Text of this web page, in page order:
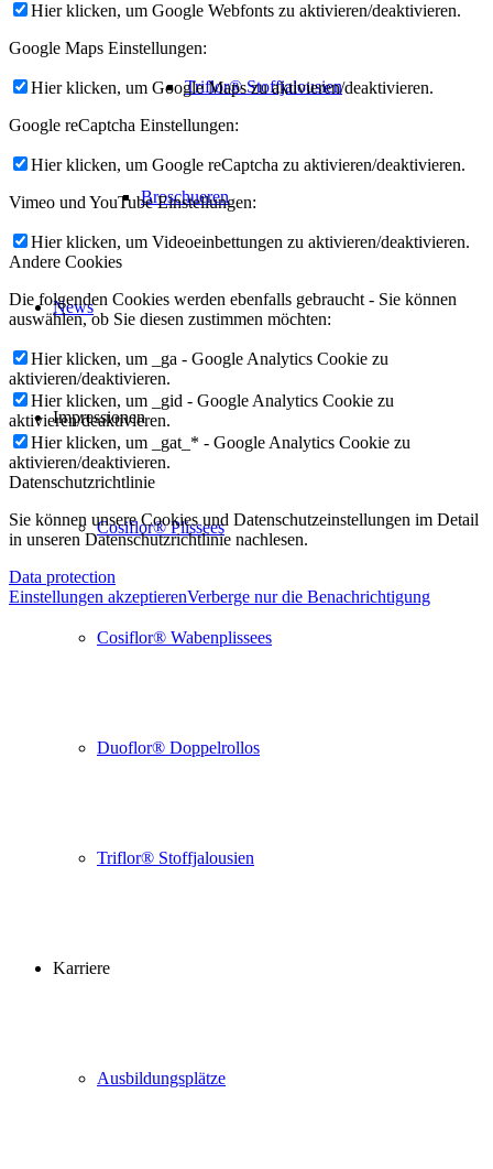
Triflor® Stoffjalousien
Broschueren
News
Impressionen
Cosiflor® Plissees
Cosiflor® Wabenplissees
Duoflor® Doppelrollos
Triflor® Stoffjalousien
Karriere
Ausbildungsplätze
Hier klicken, um Google Webfonts zu aktivieren/deaktivieren.
Google Maps Einstellungen:
Hier klicken, um Google Maps zu aktivieren/deaktivieren.
Google reCaptcha Einstellungen:
Hier klicken, um Google reCaptcha zu aktivieren/deaktivieren.
Vimeo und YouTube Einstellungen:
Hier klicken, um Videoeinbettungen zu aktivieren/deaktivieren.
Andere Cookies
Die folgenden Cookies werden ebenfalls gebraucht - Sie können
auswählen, ob Sie diesen zustimmen möchten:
Hier klicken, um _ga - Google Analytics Cookie zu
aktivieren/deaktivieren.
Hier klicken, um _gid - Google Analytics Cookie zu
aktivieren/deaktivieren.
Hier klicken, um _gat_* - Google Analytics Cookie zu
aktivieren/deaktivieren.
Datenschutzrichtlinie
Sie können unsere Cookies und Datenschutzeinstellungen im Detail
in unseren Datenschutzrichtlinie nachlesen.
Data protection
Einstellungen akzeptierenVerberge nur die Benachrichtigung